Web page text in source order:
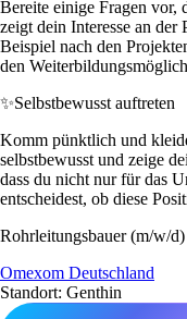
Bereite einige Fragen vor,
zeigt dein Interesse an
Beispiel nach den
den
✨Selbstbewusst auftreten
Komm pünktlich und
selbstbewusst und zeige
dass du nicht nur für das
entscheidest, ob diese
Rohrleitungsbauer (m/w/d)
Omexom Deutschland
Standort: Genthin